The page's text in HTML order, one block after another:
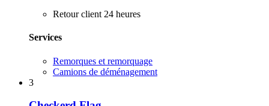
Retour client 24 heures
Services
Remorques et remorquage
Camions de déménagement
3